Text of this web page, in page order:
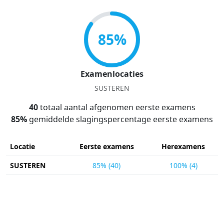
85%
Examenlocaties
SUSTEREN
40totaal aantal afgenomen eerste examens
85% gemiddelde slagingspercentage eerste examens
Locatie Eerste examens
Herexamens
SUSTEREN
85% (40) 100% (4)